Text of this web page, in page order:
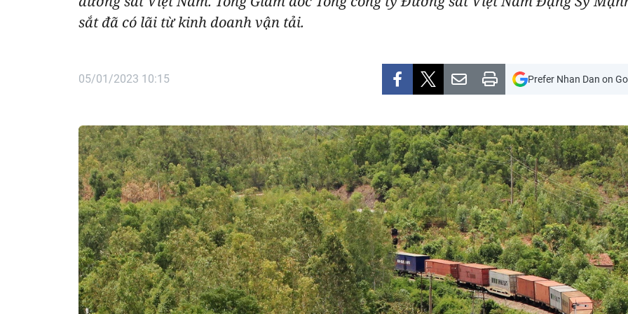
sắt đã có lãi từ kinh doanh vận tải.
05/01/2023 10:15 Prefer Nhan Dan on